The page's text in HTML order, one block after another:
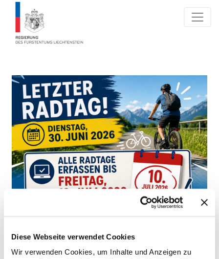
Diese Webseite verwendet Cookies
Wir verwenden Cookies, um Inhalte und Anzeigen zu
Eingabe Radtage bis Freitag,
10. Juli 2026